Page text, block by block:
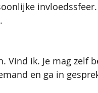
Vind ik. Je mag zelf
en ga in